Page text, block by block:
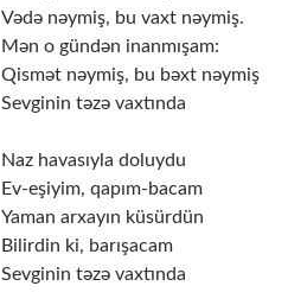
Vədə nəymiş, bu vaxt nəymiş.
Mən o gündən inanmışam:
Qismət nəymiş, bu bəxt nəymiş
Sevginin təzə vaxtında
Naz havasıyla doluydu
Ev-eşiyim, qapım-bacam
Yaman arxayın küsürdün
Bilirdin ki, barışacam
Sevginin təzə vaxtında